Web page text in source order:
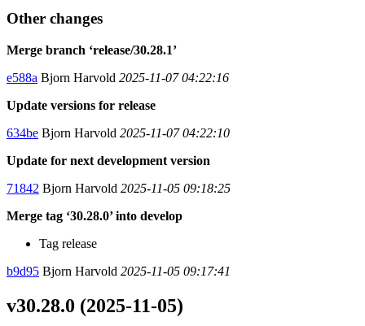
Other changes
Merge branch ‘release/30.28.1’
e588a Bjorn Harvold 2025-11-07 04:22:16
Update versions for release
634be Bjorn Harvold 2025-11-07 04:22:10
Update for next development version
71842 Bjorn Harvold 2025-11-05 09:18:25
Merge tag ‘30.28.0’ into develop
Tag release
b9d95 Bjorn Harvold 2025-11-05 09:17:41
v30.28.0 (2025-11-05)